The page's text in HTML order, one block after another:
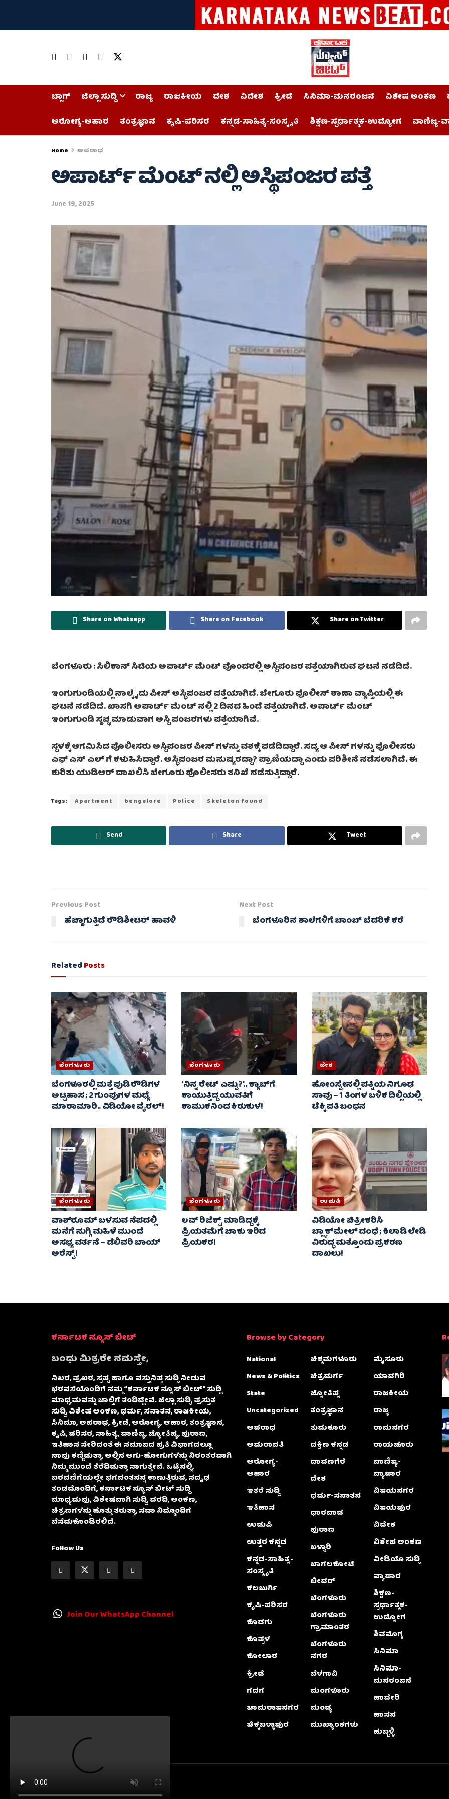
ಬ್ಲಾಗ್ ಜಿಲ್ಲಾ ಸುದ್ದಿ ರಾಜ್ಯ ರಾಜಕೀಯ ದೇಶ ವಿದೇಶ ಕ್ರೀಡೆ ಸಿನಿಮಾ-ಮನರಂಜನೆ ವಿಶೇಷ ಅಂಕಣ
ಆರೋಗ್ಯ-ಆಹಾರ
ತಂತ್ರಜ್ಞಾನ ಕೃಷಿ-ಪರಿಸರ ಕನ್ನಡ-ಸಾಹಿತ್ಯ-ಸಂಸ್ಕೃತಿ ಶಿಕ್ಷಣ-ಸ್ಪರ್ಧಾತ್ಮಕ-ಉದ್ಯೋಗ ವಾಣಿಜ್ಯ-
Home ಅಪರಾಧ
ಅಪಾರ್ಟ್ ಮೆಂಟ್ ನಲ್ಲಿ ಅಸ್ಥಿಪಂಜರ ಪತ್ತೆ
June 19, 2025
Share on Whatsapp Share on Facebook Share on Twitter
ಬೆಂಗಳೂರು : ಸಿಲಿಕಾನ್ ಸಿಟಿಯ ಅಪಾರ್ಟ್ ಮೆಂಟ್ ವೊಂದರಲ್ಲಿ ಅಸ್ಥಿಪಂಜರ ಪತ್ತೆಯಾಗಿರುವ ಘಟನೆ ನಡೆದಿದೆ.
ಇಂಗುಗುಂಡಿಯಲ್ಲಿ ನಾಲ್ಕೈದು ಪೀಸ್ ಅಸ್ಥಿಪಂಜರ ಪತ್ತೆಯಾಗಿದೆ. ಬೇಗೂರು ಪೊಲೀಸ್ ಠಾಣಾ ವ್ಯಾಪ್ತಿಯಲ್ಲಿ ಈ
ಘಟನೆ ನಡೆದಿದೆ. ಖಾಸಗಿ ಅಪಾರ್ಟ್ ಮೆಂಟ್ ನಲ್ಲಿ 2 ದಿನದ ಹಿಂದೆ ಪತ್ತೆಯಾಗಿದೆ. ಅಪಾರ್ಟ್ ಮೆಂಟ್
ಇಂಗುಗುಂಡಿ ಸ್ಚಚ್ಛ ಮಾಡುವಾಗ ಅಸ್ಥಿ ಪಂಜರಗಳು ಪತ್ತೆಯಾಗಿವೆ.
ಸ್ಥಳಕ್ಕೆ ಆಗಮಿಸಿದ ಪೊಲೀಸರು ಅಸ್ಥಿಪಂಜರ ಪೀಸ್ ಗಳನ್ನು ವಶಕ್ಕೆ ಪಡೆದಿದ್ದಾರೆ. ಸದ್ಯ ಆ ಪೀಸ್ ಗಳನ್ನು ಪೊಲೀಸರು
ಎಫ್ ಎಸ್ ಎಲ್ ಗೆ ಕಳುಹಿಸಿದ್ದಾರೆ. ಅಸ್ಥಿಪಂಜರ ಮನುಷ್ಯರದ್ದಾ? ಪ್ರಾಣಿಯದ್ದಾ ಎಂದು ಪರಿಶೀನೆ ನಡೆಸಲಾಗಿದೆ. ಈ
ಕುರಿತು ಯುಡಿಆರ್ ದಾಖಲಿಸಿ ಬೇಗೂರು ಪೊಲೀಸರು ತನಿಖೆ ನಡೆಸುತ್ತಿದ್ದಾರೆ.
Tags: Apartment bengalore Police Skeleton found
Send Share Tweet
Previous Post
ಹೆಚ್ಚಾಗುತ್ತಿದೆ ರೌಡಿಶೀಟರ್ ಹಾವಳಿ
Next Post
ಬೆಂಗಳೂರಿನ ಶಾಲೆಗಳಿಗೆ ಬಾಂಬ್ ಬೆದರಿಕೆ ಕರೆ
RelatedPosts
ಬೆಂಗಳೂರು
ಬೆಂಗಳೂರಲ್ಲಿ ಮತ್ತೆ ಪುಡಿ ರೌಡಿಗಳ
ಅಟ್ಟಹಾಸ ; 2 ಗುಂಪುಗಳ ಮಧ್ಯೆ
ಮಾರಾಮಾರಿ.. ವಿಡಿಯೋ ವೈರಲ್‌!
ಬೆಂಗಳೂರು
‘ನಿನ್ನ ರೇಟ್‌ ಎಷ್ಟು?’.. ಕ್ಯಾಬ್‌ಗೆ
ಕಾಯುತ್ತಿದ್ದ ಯುವತಿಗೆ
ಕಾಮುಕನಿಂದ ಕಿರುಕುಳ!
ದೇಶ
ಹೋಂಸ್ಟೇನಲ್ಲಿ ಪತ್ನಿಯ ನಿಗೂಢ
ಸಾವು – 1 ತಿಂಗಳ ಬಳಿಕ ದಿಲ್ಲಿಯಲ್ಲಿ
ಟೆಕ್ಕಿ ಪತಿ ಬಂಧನ
ಬೆಂಗಳೂರು
ವಾಶ್‌ರೂಮ್‌ ಬಳಸುವ ನೆಪದಲ್ಲಿ
ಮನೆಗೆ ನುಗ್ಗಿ ಮಹಿಳೆ ಮುಂದೆ
ಅಸಭ್ಯ ವರ್ತನೆ – ಡೆಲಿವರಿ ಬಾಯ್
ಅರೆಸ್ಟ್‌!
ಬೆಂಗಳೂರು
ಲವ್‌ ರಿಜೆಕ್ಟ್‌ ಮಾಡಿದ್ದಕ್ಕೆ
ಪ್ರಿಯತಮೆಗೆ ಚಾಕು ಇರಿದ
ಪ್ರಿಯಕರ!
ಉಡುಪಿ
ವಿಡಿಯೋ ಚಿತ್ರೀಕರಿಸಿ
ಬ್ಲ್ಯಾಕ್‌ಮೇಲ್ ದಂಧೆ ; ಕಿಲಾಡಿ ಲೇಡಿ
ವಿರುದ್ಧ ಮತ್ತೊಂದು ಪ್ರಕರಣ
ದಾಖಲು!
ಕರ್ನಾಟಕ ನ್ಯೂಸ್ ಬೀಟ್
ಬಂಧು ಮಿತ್ರರೇ ನಮಸ್ತೇ,
ನಿಖರ, ಪ್ರಖರ, ಸ್ಪಷ್ಟ ಹಾಗೂ ವಸ್ತುನಿಷ್ಠ ಸುದ್ದಿ ನೀಡುವ
ಭರವಸೆಯೊಂದಿಗೆ ನಮ್ಮ “ಕರ್ನಾಟಕ ನ್ಯೂಸ್ ಬೀಟ್” ಸುದ್ದಿ
ಮಾಧ್ಯಮವನ್ನು ಚಾಲ್ತಿಗೆ ತಂದಿದ್ದೇವೆ. ಜಿಲ್ಲಾ ಸುದ್ದಿ, ಪ್ರಸ್ತುತ
ಸುದ್ದಿ, ವಿಶೇಷ ಅಂಕಣ, ಧರ್ಮ, ಸನಾತನ, ರಾಜಕೀಯ,
ಸಿನಿಮಾ, ಅಪರಾಧ, ಕ್ರೀಡೆ, ಆರೋಗ್ಯ, ಆಹಾರ, ತಂತ್ರಜ್ಞಾನ,
ಕೃಷಿ, ಪರಿಸರ, ಸಾಹಿತ್ಯ, ವಾಣಿಜ್ಯ, ಜ್ಯೋತಿಷ್ಯ, ಪುರಾಣ,
ಇತಿಹಾಸ ಸೇರಿದಂತೆ ಈ ಸಮಾಜದ ಪ್ರತಿ ವಿಭಾಗದಲ್ಲೂ
ನಾವು ಕಣ್ಣಿಡುತ್ತಾ, ಅಲ್ಲಿನ ಆಗು-ಹೋಗುಗಳನ್ನು ನಿರಂತರವಾಗಿ
ನಿಮ್ಮ ಮುಂದೆ ತೆರೆದಿಡುತ್ತಾ ಸಾಗುತ್ತೇವೆ. ಒಟ್ಟಿನಲ್ಲಿ,
ಬರವಣಿಗೆಯಲ್ಲೇ ಭಗವಂತನನ್ನ ಕಾಣುತ್ತಿರುವ, ಸದೃಢ
ತಂಡದೊಂದಿಗೆ, ಕರ್ನಾಟಕ ನ್ಯೂಸ್ ಬೀಟ್ ಸುದ್ದಿ
ಮಾಧ್ಯಮವು, ವಿಶೇಷವಾಗಿ ಸುದ್ದಿ, ವರದಿ, ಅಂಕಣ,
ಚಿತ್ರಣಗಳನ್ನು ಹೊತ್ತು ತರುತ್ತಾ, ಸದಾ ನಿಮ್ಮೊಂದಿಗೆ
ಬೆಸೆದುಕೊಂಡಿರಲಿದೆ.
Follow Us
Join Our WhatsApp Channel
Browse by Category
National
News & Politics
State
Uncategorized
ಅಪರಾಧ
ಅಮರಾವತಿ
ಆರೋಗ್ಯ-
ಆಹಾರ
ಇತರೆ ಸುದ್ದಿ
ಇತಿಹಾಸ
ಉಡುಪಿ
ಉತ್ತರ ಕನ್ನಡ
ಕನ್ನಡ-ಸಾಹಿತ್ಯ-
ಸಂಸ್ಕೃತಿ
ಕಲಬುರ್ಗಿ
ಕೃಷಿ-ಪರಿಸರ
ಕೊಡಗು
ಕೊಪ್ಪಳ
ಕೋಲಾರ
ಕ್ರೀಡೆ
ಗದಗ
ಚಾಮರಾಜನಗರ
ಚಿಕ್ಕಬಳ್ಳಾಫುರ
ಚಿಕ್ಕಮಗಳೂರು
ಚಿತ್ರದುರ್ಗ
ಜ್ಯೋತಿಷ್ಯ
ತಂತ್ರಜ್ಞಾನ
ತುಮಕೂರು
ದಕ್ಷಿಣ ಕನ್ನಡ
ದಾವಣಗೆರೆ
ದೇಶ
ಧರ್ಮ-ಸನಾತನ
ಧಾರವಾಡ
ಪುರಾಣ
ಬಳ್ಳಾರಿ
ಬಾಗಲಕೋಟೆ
ಬೀದರ್
ಬೆಂಗಳೂರು
ಬೆಂಗಳೂರು
ಗ್ರಾಮಾಂತರ
ಬೆಂಗಳೂರು
ನಗರ
ಬೆಳಗಾವಿ
ಮಂಗಳೂರು
ಮಂಡ್ಯ
ಮುಖ್ಯಾಂಶಗಳು
ಮೈಸೂರು
ಯಾದಗಿರಿ
ರಾಜಕೀಯ
ರಾಜ್ಯ
ರಾಮನಗರ
ರಾಯಚೂರು
ವಾಣಿಜ್ಯ-
ವ್ಯಾಪಾರ
ವಿಜಯನಗರ
ವಿಜಯಪುರ
ವಿದೇಶ
ವಿಶೇಷ ಅಂಕಣ
ವೀಡಿಯೊ ಸುದ್ದಿ
ವ್ಯಾಪಾರ
ಶಿಕ್ಷಣ-
ಸ್ಪರ್ಧಾತ್ಮಕ-
ಉದ್ಯೋಗ
ಶಿವಮೊಗ್ಗ
ಸಿನಿಮಾ
ಸಿನಿಮಾ-
ಮನರಂಜನೆ
ಹಾವೇರಿ
ಹಾಸನ
ಹುಬ್ಬಳ್ಳಿ
Karnatakanewsbeat